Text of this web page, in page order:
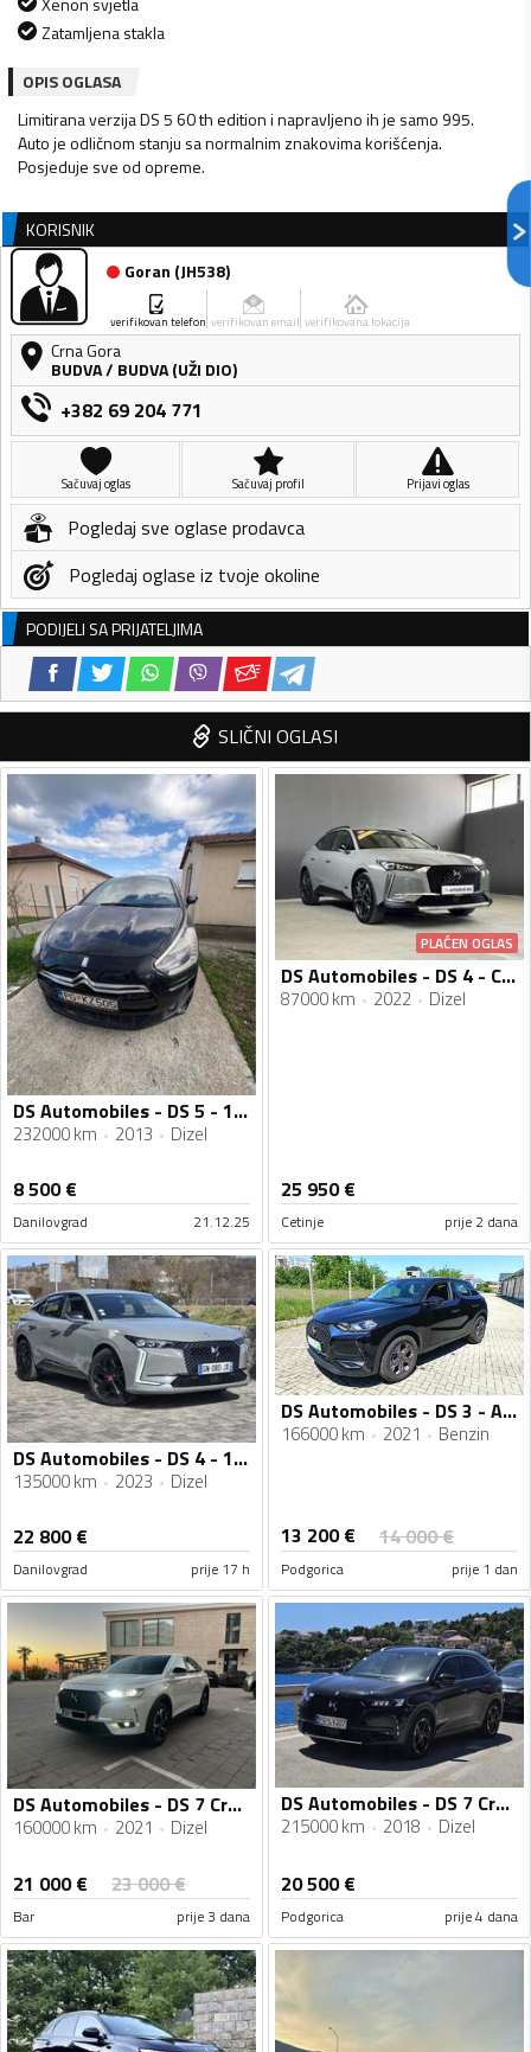
Zatamljena stakla
OPIS OGLASA
Limitirana verzija DS 5 60 th edition i napravljeno ih je samo 995.
Auto je odličnom stanju sa normalnim znakovima korišćenja.
KORISNIK
Goran (JH538)
verifikovan telefon verifikovan email verifikovana lokacija
Crna Gora
BUDVA/ BUDVA (UŽI DIO)
+382 69 204 771
Sačuvaj oglas Sačuvaj profil Prijavi oglas
Pogledaj sve oglase prodavca
Pogledaj oglase iz tvoje okoline
PODIJELI SA PRIJATELJIMA
SLIČNI OGLASI
DS Automobiles - DS 5 - 1.6 HDI
232000 km 2013 Dizel
8 500€
Danilovgrad 21.12.25
PLAĆEN OGLAS
DS Automobiles - DS 4 - CROSS RIVOLI - NOVI MODEL
87000 km 2022 Dizel
25 950€
Cetinje prije 2 dana
DS Automobiles - DS 4 - 1.5 HDI
135000 km 2023 Dizel
22 800€
Danilovgrad prije 17 h
DS Automobiles - DS 3 - Automatik-1.2-11/2021
166000 km 2021 Benzin
13 200€ 14 000€
Podgorica prije 1 dan
DS Automobiles - DS 7 Crossback - 1.5BlueHdi
160000 km 2021 Dizel
21 000€ 23 000€
Bar prije 3 dana
DS Automobiles - DS 7 Crossback - 2.0 BlueHDI
215000 km 2018 Dizel
20 500€
Podgorica prije 4 dana